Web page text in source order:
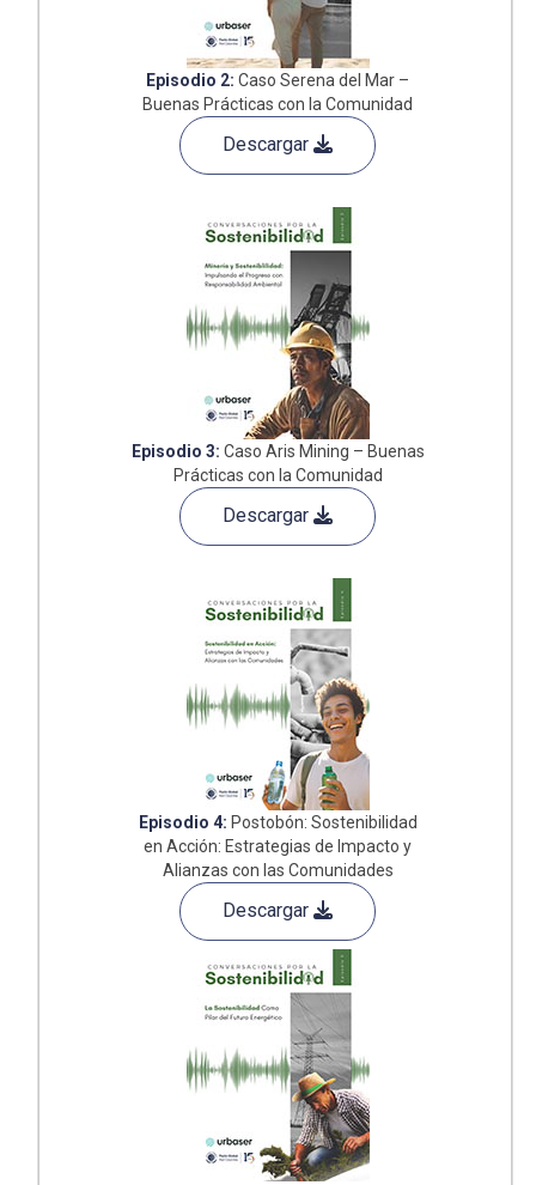
Episodio 2: Caso Serena del Mar –
Buenas Prácticas con la Comunidad
Descargar
Episodio 3: Caso Aris Mining – Buenas
Prácticas con la Comunidad
Descargar
Episodio 4: Postobón: Sostenibilidad
en Acción: Estrategias de Impacto y
Alianzas con las Comunidades
Descargar